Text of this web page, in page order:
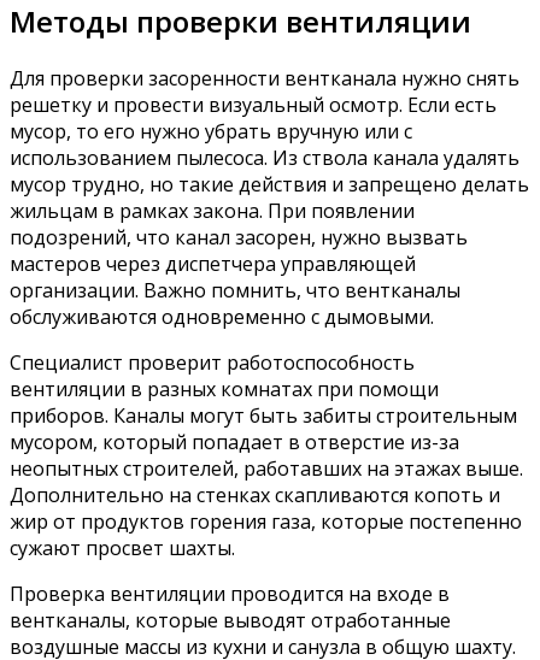
Методы проверки вентиляции
Для проверки засоренности вентканала нужно снять
решетку и провести визуальный осмотр. Если есть
мусор, то его нужно убрать вручную или с
использованием пылесоса. Из ствола канала удалять
мусор трудно, но такие действия и запрещено делать
жильцам в рамках закона. При появлении
подозрений, что канал засорен, нужно вызвать
мастеров через диспетчера управляющей
организации. Важно помнить, что вентканалы
обслуживаются одновременно с дымовыми.
Специалист проверит работоспособность
вентиляции в разных комнатах при помощи
приборов. Каналы могут быть забиты строительным
мусором, который попадает в отверстие из-за
неопытных строителей, работавших на этажах выше.
Дополнительно на стенках скапливаются копоть и
жир от продуктов горения газа, которые постепенно
сужают просвет шахты.
Проверка вентиляции проводится на входе в
вентканалы, которые выводят отработанные
воздушные массы из кухни и санузла в общую шахту.